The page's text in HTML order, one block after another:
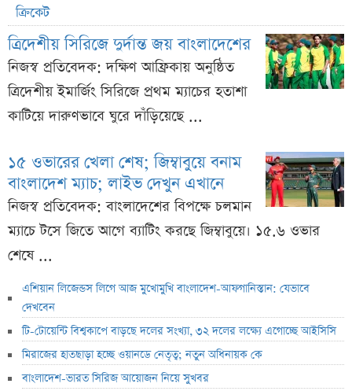
ক্রিকেট
ত্রিদেশীয় সিরিজে দুর্দান্ত জয় বাংলাদেশের
নিজস্ব প্রতিবেদক: দক্ষিণ আফ্রিকায় অনুষ্ঠিত
ত্রিদেশীয় ইমার্জিং সিরিজে প্রথম ম্যাচের হতাশা
কাটিয়ে দারুণভাবে ঘুরে দাঁড়িয়েছে ...
১৫ ওভারের খেলা শেষ; জিম্বাবুয়ে বনাম
বাংলাদেশ ম্যাচ; লাইভ দেখুন এখানে
নিজস্ব প্রতিবেদক: বাংলাদেশের বিপক্ষে চলমান
ম্যাচে টসে জিতে আগে ব্যাটিং করছে জিম্বাবুয়ে। ১৫.৬ ওভার
শেষে ...
এশিয়ান লিজেন্ডস লিগে আজ মুখোমুখি বাংলাদেশ-আফগানিস্তান: যেভাবে
দেখবেন
টি-টোয়েন্টি বিশ্বকাপে বাড়ছে দলের সংখ্যা, ৩২ দলের লক্ষ্যে এগোচ্ছে আইসিসি
মিরাজের হাতছাড়া হচ্ছে ওয়ানডে নেতৃত্ব; নতুন অধিনায়ক কে
বাংলাদেশ-ভারত সিরিজ আয়োজন নিয়ে সুখবর